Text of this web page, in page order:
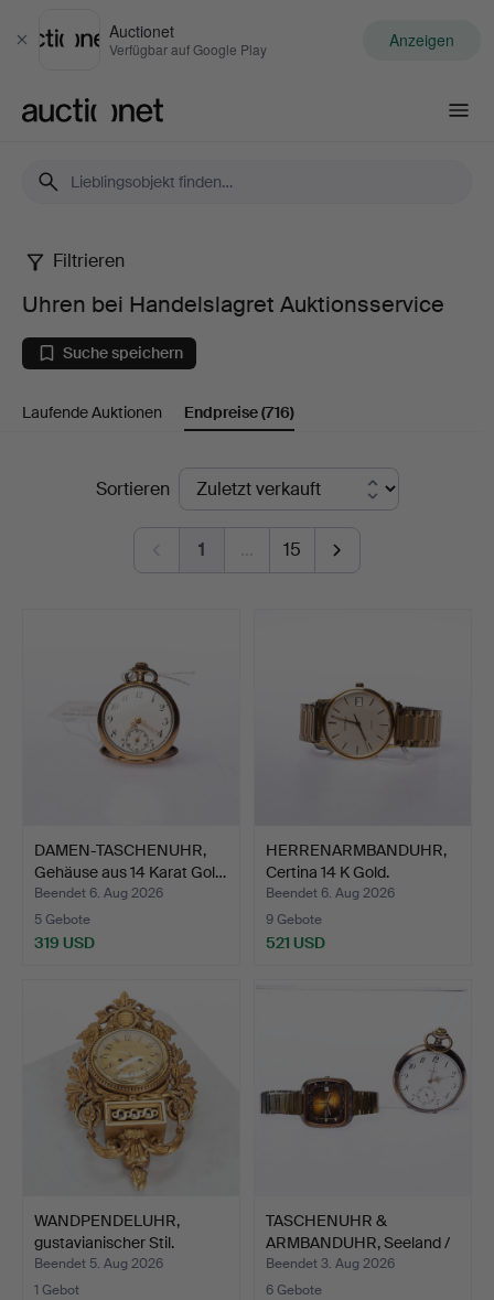
Schließen
Auctionet
Verfügbar auf Google Play Anzeigen
Uhren
bei
Handelslagret
Auktionsservice
Filtrieren
Uhren bei Handelslagret Auktionsservice
Suche speichern
Laufende Auktionen Endpreise(716)
EndpreiseSortieren
1 … 15
DAMEN-TASCHENUHR,
Gehäuse aus 14 Karat Gol…
Beendet 6. Aug 2026
5 Gebote
319 USD
HERRENARMBANDUHR,
Certina 14 K Gold.
Beendet 6. Aug 2026
9 Gebote
521 USD
WANDPENDELUHR,
gustavianischer Stil.
Beendet 5. Aug 2026
1 Gebot
TASCHENUHR &
ARMBANDUHR, Seeland /
Edox.
Beendet 3. Aug 2026
6 Gebote